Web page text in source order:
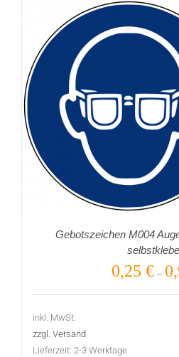
Gebotszeichen M004
0,25 €–
inkl. MwSt.
zzgl. Versand
Lieferzeit: 2-3 Werktage